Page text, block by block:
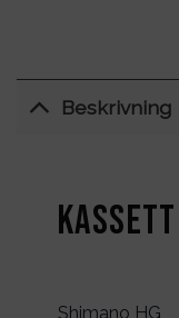
Beskrivning
Shimano HG